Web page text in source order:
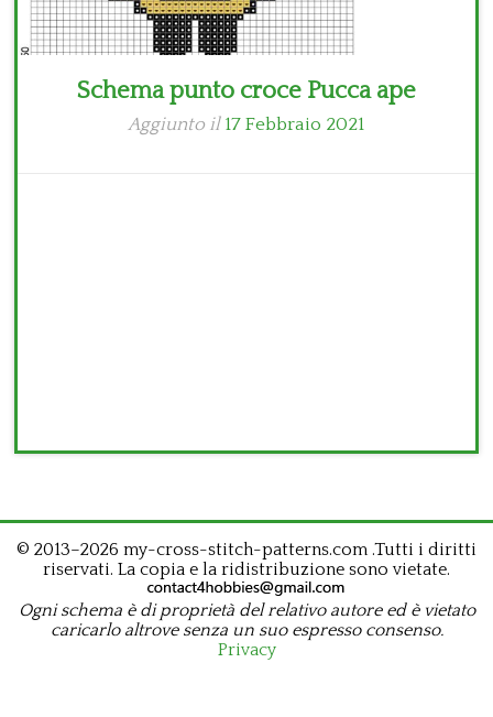
Schema punto croce Pucca ape
Aggiunto il 17 Febbraio 2021
© 2013–2026 my-cross-stitch-patterns.com .Tutti i diritti
riservati. La copia e la ridistribuzione sono vietate.
Ogni schema è di proprietà del relativo autore ed è vietato
caricarlo altrove senza un suo espresso consenso.
Privacy